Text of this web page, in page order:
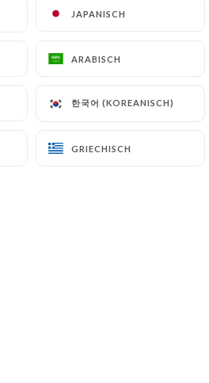
JAPANISCH
ARABISCH
한국어 (KOREANISCH)
GRIECHISCH
JAPANISCH
ARABISCH
한국어 (KOREANISCH)
GRIECHISCH